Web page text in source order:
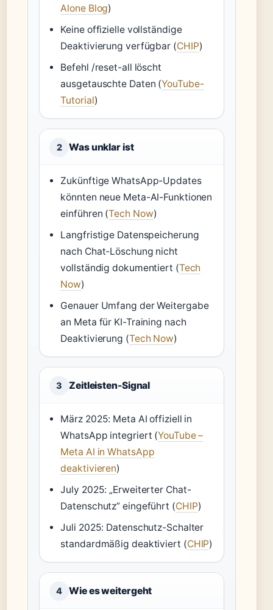
Alone Blog)
Keine offizielle vollständige
Deaktivierung verfügbar (CHIP)
Befehl /reset-all löscht
ausgetauschte Daten (YouTube-
Tutorial)
2 Was unklar ist
Zukünftige WhatsApp-Updates
könnten neue Meta-AI-Funktionen
einführen (Tech Now)
Langfristige Datenspeicherung
nach Chat-Löschung nicht
vollständig dokumentiert (Tech
Now)
Genauer Umfang der Weitergabe
an Meta für KI-Training nach
Deaktivierung (Tech Now)
3 Zeitleisten-Signal
März 2025: Meta AI offiziell in
WhatsApp integriert (YouTube –
Meta AI in WhatsApp
deaktivieren)
July 2025: „Erweiterter Chat-
Datenschutz” eingeführt (CHIP)
Juli 2025: Datenschutz-Schalter
standardmäßig deaktiviert (CHIP)
4 Wie es weitergeht